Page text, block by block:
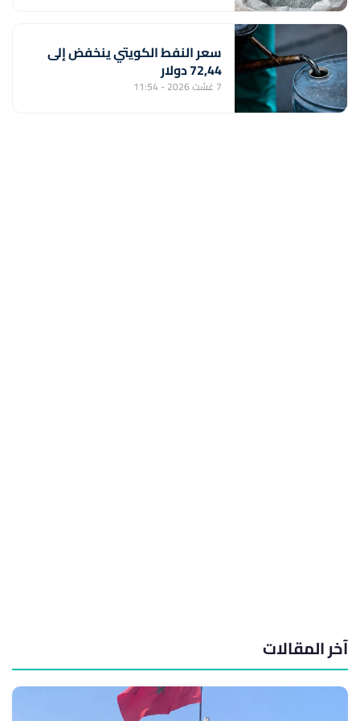
سعر النفط الكويتي ينخفض إلى
72,44 دولار
7 غشت 2026 - 11:54
آخر المقالات